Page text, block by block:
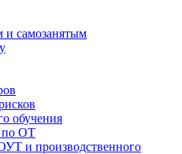
и самозанятым
обучения
по ОТ
и производственного